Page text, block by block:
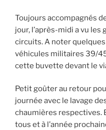
Toujours accompagnés
jour, l’après-midi a vu les
circuits. A noter
véhicules militaires 39/
cette buvette devant le
Petit goûter au retour
journée avec le lavage
chaumières respectives.
tous et à l’année